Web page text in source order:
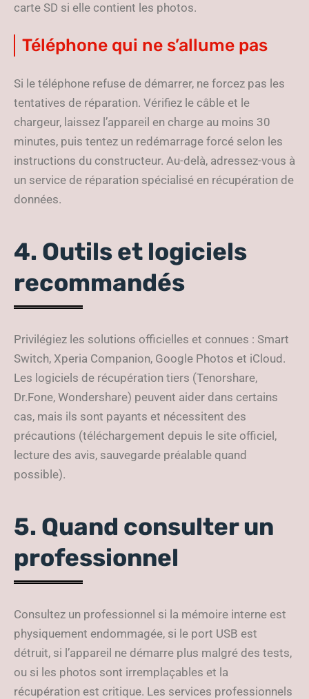
carte SD si elle contient les photos.
Téléphone qui ne s’allume pas
Si le téléphone refuse de démarrer, ne forcez pas les
tentatives de réparation. Vérifiez le câble et le
chargeur, laissez l’appareil en charge au moins 30
minutes, puis tentez un redémarrage forcé selon les
instructions du constructeur. Au-delà, adressez-vous à
un service de réparation spécialisé en récupération de
données.
4. Outils et logiciels
recommandés
Privilégiez les solutions officielles et connues : Smart
Switch, Xperia Companion, Google Photos et iCloud.
Les logiciels de récupération tiers (Tenorshare,
Dr.Fone, Wondershare) peuvent aider dans certains
cas, mais ils sont payants et nécessitent des
précautions (téléchargement depuis le site officiel,
lecture des avis, sauvegarde préalable quand
possible).
5. Quand consulter un
professionnel
Consultez un professionnel si la mémoire interne est
physiquement endommagée, si le port USB est
détruit, si l’appareil ne démarre plus malgré des tests,
ou si les photos sont irremplaçables et la
récupération est critique. Les services professionnels